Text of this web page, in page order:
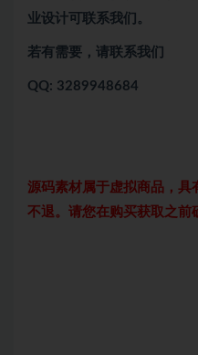
业设计可联系我们。
若有需要，请联系我们
QQ: 3289948684
源码素材属于虚拟商品，具
不退。请您在购买获取之前